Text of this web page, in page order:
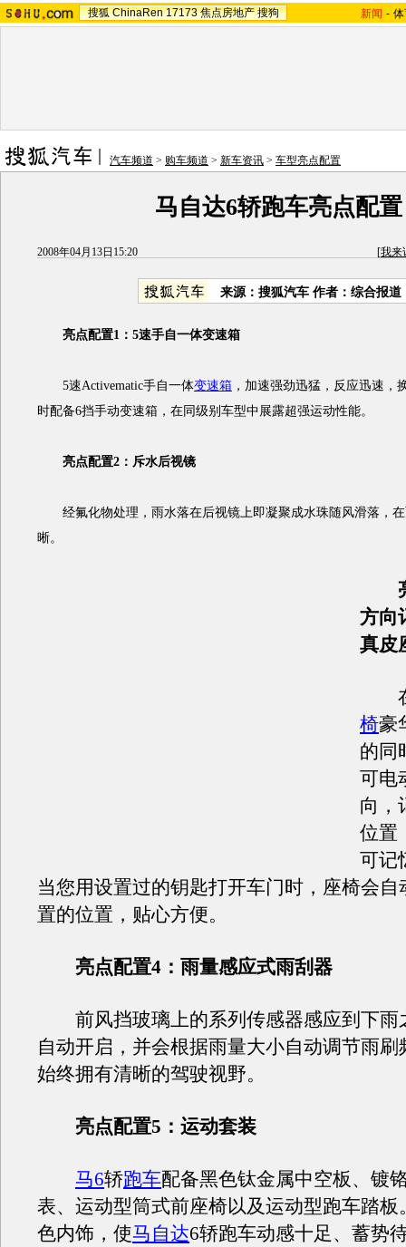
搜狐 ChinaRen 17173 焦点房地产 搜狗 新闻 -
汽车频道 > 购车频道 > 新车资讯 > 车型亮点配置
马自达6轿跑车亮点配置
2008年04月13日15:20 [我来
来源：搜狐汽车 作者：综合报道
亮点配置1：5速手自一体变速箱
5速Activematic手自一体变速箱 ，加速强劲迅猛，反应迅速，
时配备6挡手动变速箱，在同级别车型中展露超强运动性能。
亮点配置2：斥水后视镜
经氟化物处理，雨水落在后视镜上即凝聚成水珠随风滑落，在
晰。
方向
真皮
在
椅豪
的同
可电
向，
位置
可记
当您用设置过的钥匙打开车门时，座椅会自
置的位置，贴心方便。
亮点配置4：雨量感应式雨刮器
前风挡玻璃上的系列传感器感应到下雨
自动开启，并会根据雨量大小自动调节雨刷
始终拥有清晰的驾驶视野。
亮点配置5：运动套装
马6轿跑车配备黑色钛金属中空板、镀
表、运动型筒式前座椅以及运动型跑车踏板
色内饰，使马自达6轿跑车动感十足、蓄势